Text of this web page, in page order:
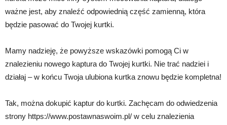
ważne jest, aby znaleźć odpowiednią część zamienną, która
będzie pasować do Twojej kurtki.
Mamy nadzieję, że powyższe wskazówki pomogą Ci w
znalezieniu nowego kaptura do Twojej kurtki. Nie trać nadziei i
działaj – w końcu Twoja ulubiona kurtka znowu będzie kompletna!
Tak, można dokupić kaptur do kurtki. Zachęcam do odwiedzenia
strony https://www.postawnaswoim.pl/ w celu znalezienia